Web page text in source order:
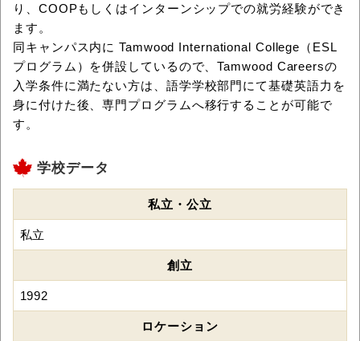
り、 COOPもしくはインターンシップでの就労経験ができ
ます。
同キャンパス内に Tamwood International College（ESL
プログラム）を併設しているので、Tamwood Careersの
入学条件に満たない方は、 語学学校部門にて基礎英語力を
身に付けた後、専門プログラムへ移行することが可能で
す。
学校データ
私立・公立
私立
創立
1992
ロケーション